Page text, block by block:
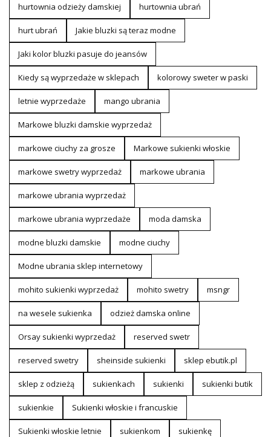
hurtownia odzieży damskiej hurtownia ubrań
hurt ubrań Jakie bluzki są teraz modne
Jaki kolor bluzki pasuje do jeansów
Kiedy są wyprzedaże w sklepach kolorowy sweter w paski
letnie wyprzedaże mango ubrania
Markowe bluzki damskie wyprzedaż
markowe ciuchy za grosze Markowe sukienki włoskie
markowe swetry wyprzedaż markowe ubrania
markowe ubrania wyprzedaż
markowe ubrania wyprzedaże moda damska
modne bluzki damskie modne ciuchy
Modne ubrania sklep internetowy
mohito sukienki wyprzedaż mohito swetry msngr
na wesele sukienka odzież damska online
Orsay sukienki wyprzedaż reserved swetr
reserved swetry sheinside sukienki sklep ebutik.pl
sklep z odzieżą sukienkach sukienki sukienki butik
sukienkie Sukienki włoskie i francuskie
Sukienki włoskie letnie sukienkom sukienkę